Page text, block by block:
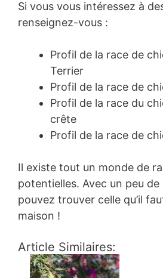
Si vous vous intéressez à
renseignez-vous :
Profil de la race de
Terrier
Profil de la race de
Profil de la race du
crête
Profil de la race de
Il existe tout un monde de
potentielles. Avec un peu
pouvez trouver celle qu’il
maison !
Article Similaires: